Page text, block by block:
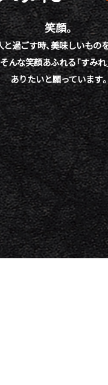
笑顔。
過ごす時、美味しいもの
そんな笑顔あふれる「すみれ
ありたいと願っています